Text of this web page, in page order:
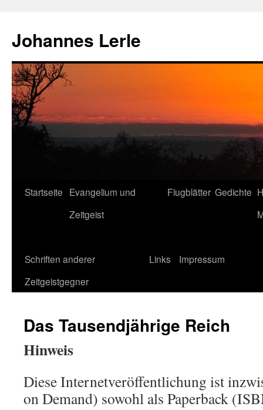
springen
Johannes Lerle
Startseite Evangelium und
Zeitgeist
Flugblätter Gedichte
Schriften anderer
Zeitgeistgegner
Links Impressum
Das Tausendjährige Reich
Hinweis
Diese Internetveröffentlichung ist
on Demand) sowohl als Paperback